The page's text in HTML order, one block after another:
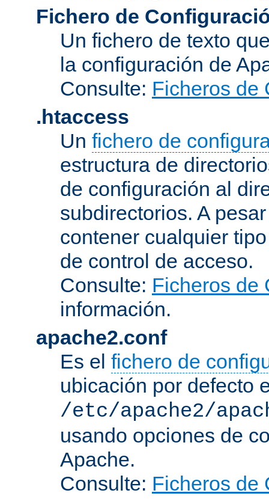
Fichero de
Un fichero de texto
la configuración de
Consulte: Ficheros de
.htaccess
Un fichero de
estructura de
de configuración al
subdirectorios. A
contener cualquier
de control de acceso.
Consulte: Ficheros de
información.
apache2.conf
Es el fichero de
ubicación por defecto
/etc/apache2/
usando opciones de
Apache.
Consulte: Ficheros de